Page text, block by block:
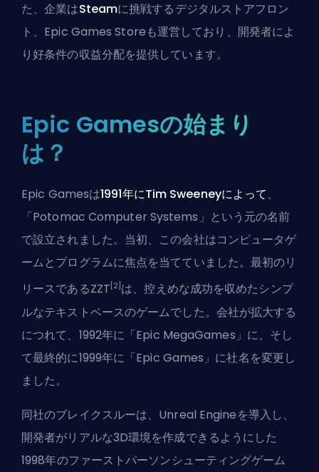
た、企業はSteamに挑戦するデジタルストアフロン
ト、Epic Games Storeも運営しており、開発者によ
り好条件の収益分配を提供しています。
Epic Gamesの始まり
は？
Epic Gamesは1991年にTim Sweeneyによって、
「Potomac Computer Systems」という元の名前
で設立されました。当初、この会社はコンピュータゲ
ームとプログラムに焦点を当てていました。最初のリ
リースであるZZT [2] は、控えめな成功を収めたシンプ
ルなテキストベースのゲームでした。会社が拡大する
につれて、1992年に「Epic MegaGames」に、そし
て最終的に1999年に「Epic Games」に社名を変更し
ました。
同社のブレイクスルーは、Unreal Engineを導入し、
開発者がリアルな3D環境を作成できるようにした
1998年のファーストパーソンシューティングゲーム